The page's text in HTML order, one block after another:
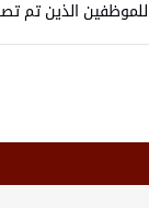
الذين تم